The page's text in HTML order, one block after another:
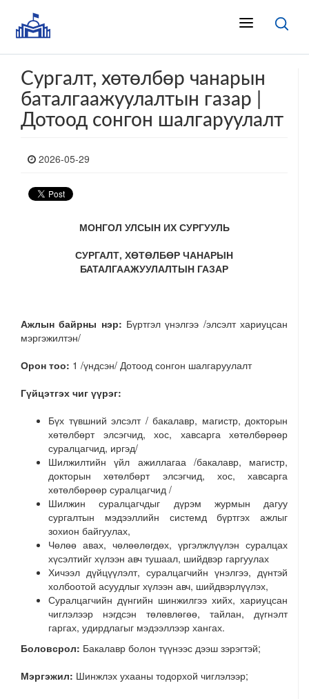
Сургалт, хөтөлбөр чанарын
баталгаажуулалтын газар |
Дотоод сонгон шалгаруулалт
2026-05-29
МОНГОЛ УЛСЫН ИХ СУРГУУЛЬ
СУРГАЛТ, ХӨТӨЛБӨР ЧАНАРЫН
БАТАЛГААЖУУЛАЛТЫН ГАЗАР
Ажлын байрны нэр: Бүртгэл үнэлгээ /элсэлт хариуцсан
мэргэжилтэн/
Орон тоо: 1 /үндсэн/ Дотоод сонгон шалгаруулалт
Гүйцэтгэх чиг үүрэг:
Бүх түвшний элсэлт / бакалавр, магистр, докторын
хөтөлбөрт элсэгчид, хос, хавсарга хөтөлбөрөөр
суралцагчид, иргэд/
Шилжилтийн үйл ажиллагаа /бакалавр, магистр,
докторын хөтөлбөрт элсэгчид, хос, хавсарга
хөтөлбөрөөр суралцагчид /
Шилжин суралцагчдыг дүрэм журмын дагуу
сургалтын мэдээллийн системд бүртгэх ажлыг
зохион байгуулах,
Чөлөө авах, чөлөөлөгдөх, үргэлжлүүлэн суралцах
хүсэлтийг хүлээн авч тушаал, шийдвэр гаргуулах
Хичээл дүйцүүлэлт, суралцагчийн үнэлгээ, дүнтэй
холбоотой асуудлыг хүлээн авч, шийдвэрлүүлэх,
Суралцагчийн дүнгийн шинжилгээ хийх, хариуцсан
чиглэлээр нэгдсэн төлөвлөгөө, тайлан, дүгнэлт
гаргах, удирдлагыг мэдээллээр хангах.
Боловсрол: Бакалавр болон түүнээс дээш зэрэгтэй;
Мэргэжил: Шинжлэх ухааны тодорхой чиглэлээр;